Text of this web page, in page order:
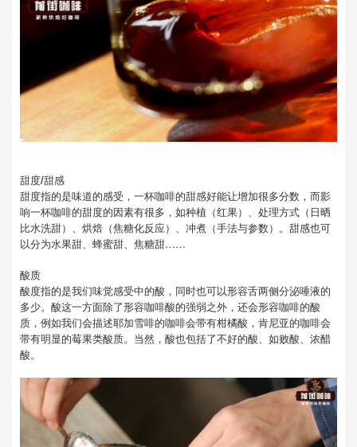
甜度/甜感
甜度指的是味道的感受，一杯咖啡的甜感好能让增加很多分数，而影
响一杯咖啡的甜度的因素有很多，如种植（红果）、处理方式（日晒
比水洗甜）、烘焙（焦糖化反应）、冲煮（手法与参数）。甜感也可
以分为水果甜、蜂蜜甜、焦糖甜……
酸质
酸度指的是我们味觉感受中的酸，同时也可以形容舌两侧分泌唾液的
多少。酸这一方面除了形容咖啡酸的强弱之外，还会形容咖啡的酸
质，例如我们会描述耶加雪啡的咖啡会带有柑橘酸，肯尼亚的咖啡会
带有明显的莓果类酸质。当然，酸也包括了不好的酸、如败酸、浓醋
酸。